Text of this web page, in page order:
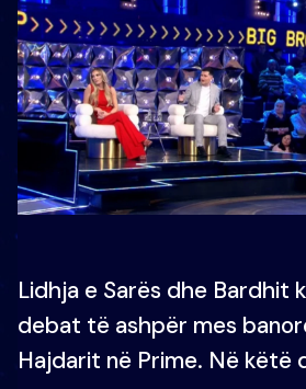
Lidhja e Sarës dhe Bardhit
debat të ashpër mes
Hajdarit në Prime. Në këtë